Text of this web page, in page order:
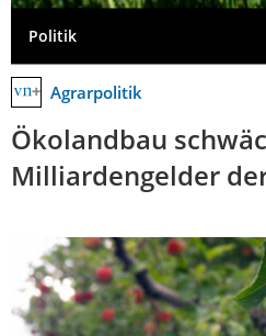
Politik
Agrarpolitik
Ökolandbau
Milliardengelder